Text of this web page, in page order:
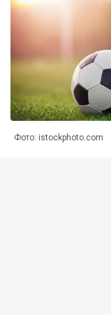
Фото: istockphoto.com